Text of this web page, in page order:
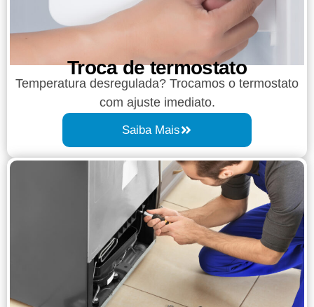
Troca de termostato
Temperatura desregulada? Trocamos o termostato
com ajuste imediato.
Saiba Mais